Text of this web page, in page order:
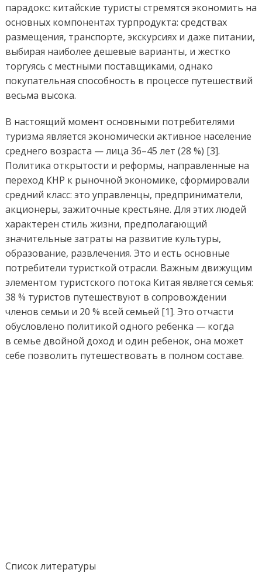
парадокс: китайские туристы стремятся экономить на
основных компонентах турпродукта: средствах
размещения, транспорте, экскурсиях и даже питании,
выбирая наиболее дешевые варианты, и жестко
торгуясь с местными поставщиками, однако
покупательная способность в процессе путешествий
весьма высока.
В настоящий момент основными потребителями
туризма является экономически активное население
среднего возраста — лица 36–45 лет (28 %) [3].
Политика открытости и реформы, направленные на
переход КНР к рыночной экономике, сформировали
средний класс: это управленцы, предприниматели,
акционеры, зажиточные крестьяне. Для этих людей
характерен стиль жизни, предполагающий
значительные затраты на развитие культуры,
образование, развлечения. Это и есть основные
потребители туристкой отрасли. Важным движущим
элементом туристского потока Китая является семья:
38 % туристов путешествуют в сопровождении
членов семьи и 20 % всей семьей [1]. Это отчасти
обусловлено политикой одного ребенка — когда
в семье двойной доход и один ребенок, она может
себе позволить путешествовать в полном составе.
Список литературы